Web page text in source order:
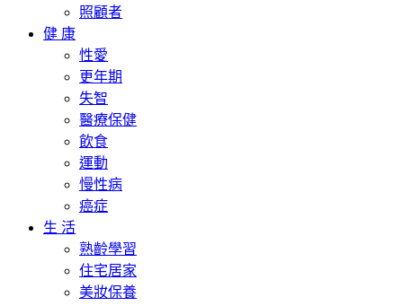
照顧者
健 康
性愛
更年期
失智
醫療保健
飲食
運動
慢性病
癌症
生 活
熟齡學習
住宅居家
美妝保養